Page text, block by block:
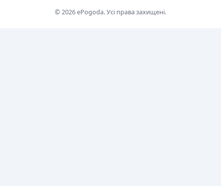
© 2026 ePogoda. Усі права захищені.